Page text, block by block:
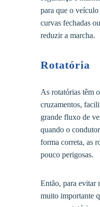
para que o
curvas fechadas
reduzir a marcha.
Rotatória
As rotatórias têm
cruzamentos,
grande fluxo de
quando o
forma correta, as
pouco perigosas.
Então, para evitar
muito importante